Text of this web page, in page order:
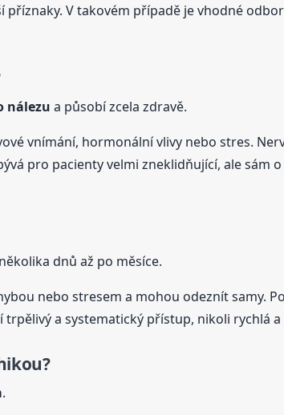
V takovém případě je vhodné
nálezu a působí zcela zdravě.
vnímání, hormonální vlivy nebo stres.
pro pacienty velmi zneklidňující, ale sám
dnů až po měsíce.
nebo stresem a mohou odeznít samy.
a systematický přístup, nikoli rychlá
.